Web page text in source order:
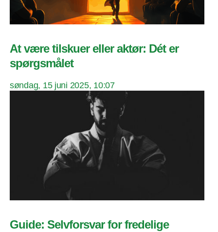
At være tilskuer eller aktør: Dét er
spørgsmålet
søndag, 15 juni 2025, 10:07
Guide: Selvforsvar for fredelige